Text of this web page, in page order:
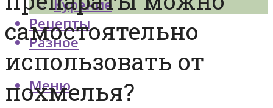
Курение
Рецепты
Разное
Меню
самостоятельно
использовать от
похмелья?